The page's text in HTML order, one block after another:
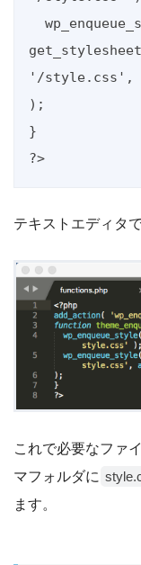
  wp_enqueue_style( 'child-style',
'/style.css',
);
}
?>
テキストエディタ
これで必要なファ
マフォルダに
ます。